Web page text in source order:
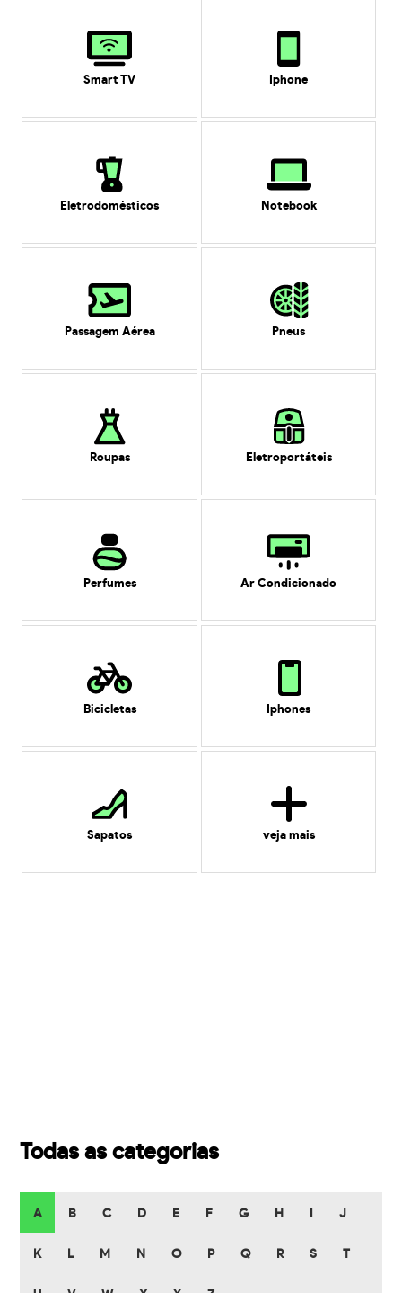
Smart TV Iphone
Eletrodomésticos Notebook
Passagem Aérea Pneus
Roupas Eletroportáteis
Perfumes Ar Condicionado
Bicicletas Iphones
Sapatos veja mais
Todas as categorias
A B C D E F G H J
K L M N O P Q R S T